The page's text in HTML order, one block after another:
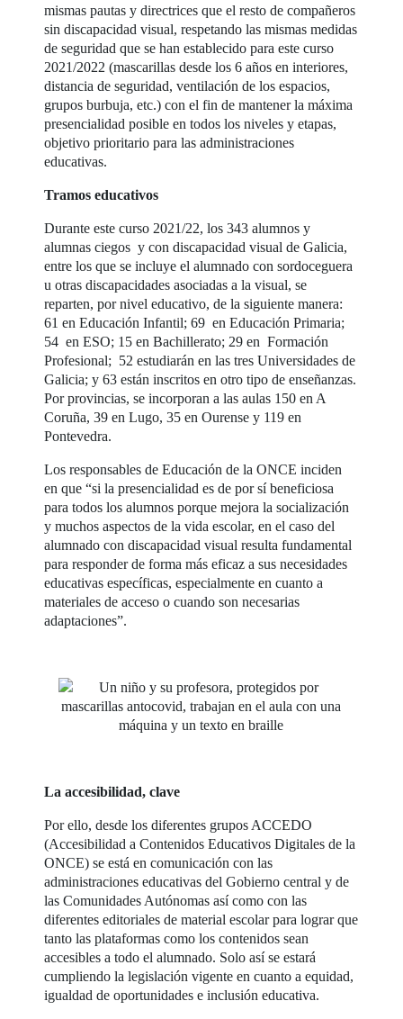
mismas pautas y directrices que el resto de compañeros
sin discapacidad visual, respetando las mismas medidas
de seguridad que se han establecido para este curso
2021/2022 (mascarillas desde los 6 años en interiores,
distancia de seguridad, ventilación de los espacios,
grupos burbuja, etc.) con el fin de mantener la máxima
presencialidad posible en todos los niveles y etapas,
objetivo prioritario para las administraciones
educativas.
Tramos educativos
Durante este curso 2021/22, los 343 alumnos y
alumnas ciegos y con discapacidad visual de Galicia,
entre los que se incluye el alumnado con sordoceguera
u otras discapacidades asociadas a la visual, se
reparten, por nivel educativo, de la siguiente manera:
61 en Educación Infantil; 69 en Educación Primaria;
54 en ESO; 15 en Bachillerato; 29 en Formación
Profesional; 52 estudiarán en las tres Universidades de
Galicia; y 63 están inscritos en otro tipo de enseñanzas.
Por provincias, se incorporan a las aulas 150 en A
Coruña, 39 en Lugo, 35 en Ourense y 119 en
Pontevedra.
Los responsables de Educación de la ONCE inciden
en que “si la presencialidad es de por sí beneficiosa
para todos los alumnos porque mejora la socialización
y muchos aspectos de la vida escolar, en el caso del
alumnado con discapacidad visual resulta fundamental
para responder de forma más eficaz a sus necesidades
educativas específicas, especialmente en cuanto a
materiales de acceso o cuando son necesarias
adaptaciones”.
La accesibilidad, clave
Por ello, desde los diferentes grupos ACCEDO
(Accesibilidad a Contenidos Educativos Digitales de la
ONCE) se está en comunicación con las
administraciones educativas del Gobierno central y de
las Comunidades Autónomas así como con las
diferentes editoriales de material escolar para lograr que
tanto las plataformas como los contenidos sean
accesibles a todo el alumnado. Solo así se estará
cumpliendo la legislación vigente en cuanto a equidad,
igualdad de oportunidades e inclusión educativa.